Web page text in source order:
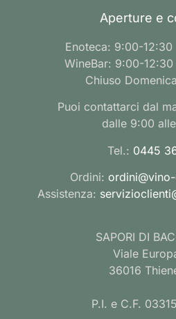
Aperture e
Enoteca: 9:00-
WineBar: 9:00-
Chiuso
Puoi contattarci dal
dalle 9:00
Tel.: 0445
Ordini:
Assistenza:
SAPORI DI
Viale
36016
P.I. e C.F.